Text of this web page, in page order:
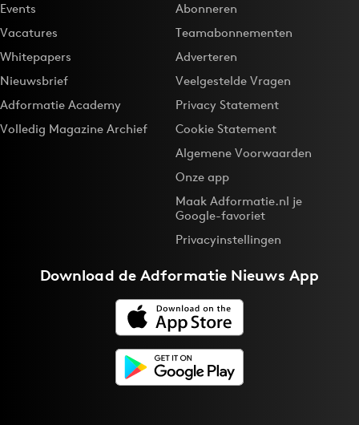
Topics
Artificial Intelligence
Bureaus
Campagnes
Carriere
Digital transformation
Events
Vacatures
Whitepapers
Nieuwsbrief
Adformatie Academy
Volledig Magazine Archief
Abonneren
Teamabonnementen
Adverteren
Veelgestelde Vragen
Privacy Statement
Cookie Statement
Algemene Voorwaarden
Onze app
Maak Adformatie.nl je
Google-favoriet
Privacyinstellingen
Download deAdformatie Nieuws App